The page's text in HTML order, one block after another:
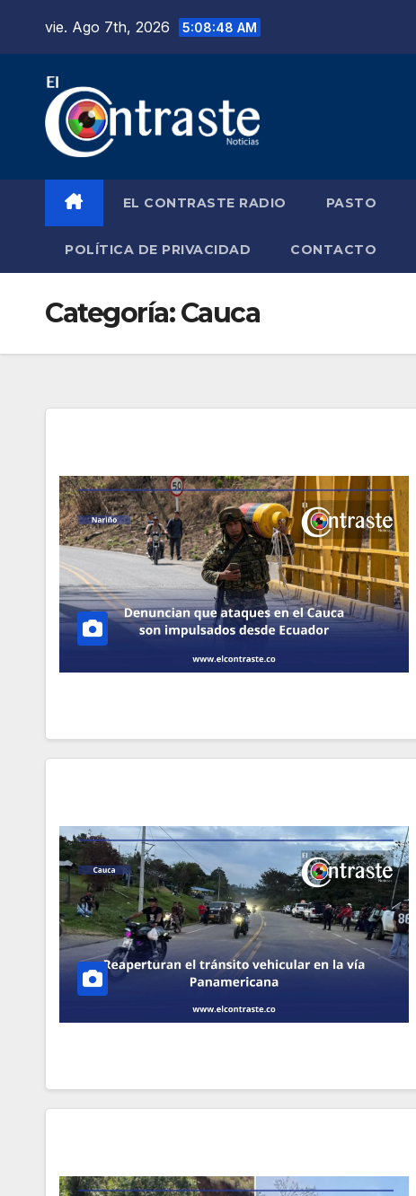
vie. Ago 7th, 2026 5:08:49 AM
EL CONTRASTE RADIO PASTO
POLÍTICA DE PRIVACIDAD CONTACTO
Categoría:Cauca